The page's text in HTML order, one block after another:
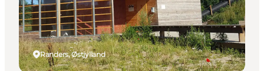
Transport
Randers, Østjylland